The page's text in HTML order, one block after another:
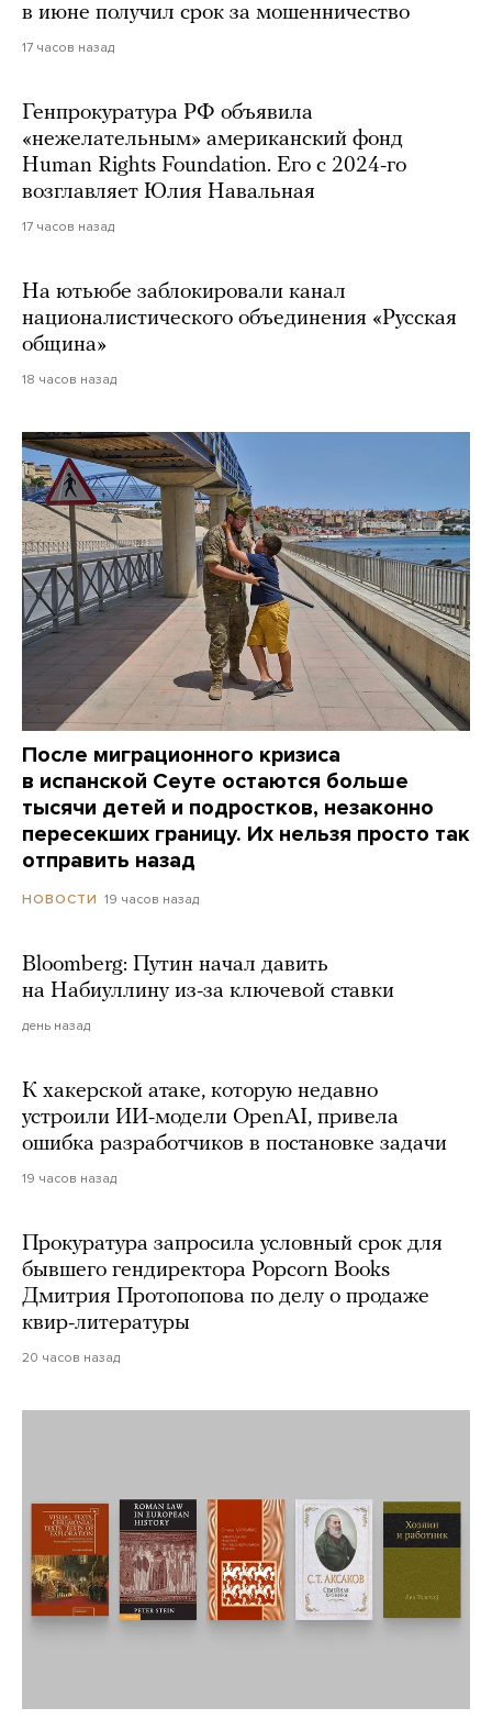
в июне получил срок за мошенничество
17 часов назад
Генпрокуратура РФ объявила
«нежелательным» американский фонд
Human Rights Foundation. Его с 2024-го
возглавляет Юлия Навальная
17 часов назад
На ютьюбе заблокировали канал
националистического объединения «Русская
община»
18 часов назад
После миграционного кризиса
в испанской Сеуте остаются больше
тысячи детей и подростков, незаконно
пересекших границу. Их нельзя просто так
отправить назад
НОВОСТИ 19 часов назад
Bloomberg: Путин начал давить
на Набиуллину из-за ключевой ставки
день назад
К хакерской атаке, которую недавно
устроили ИИ-модели OpenAI, привела
ошибка разработчиков в постановке задачи
19 часов назад
Прокуратура запросила условный срок для
бывшего гендиректора Popcorn Books
Дмитрия Протопопова по делу о продаже
квир-литературы
20 часов назад